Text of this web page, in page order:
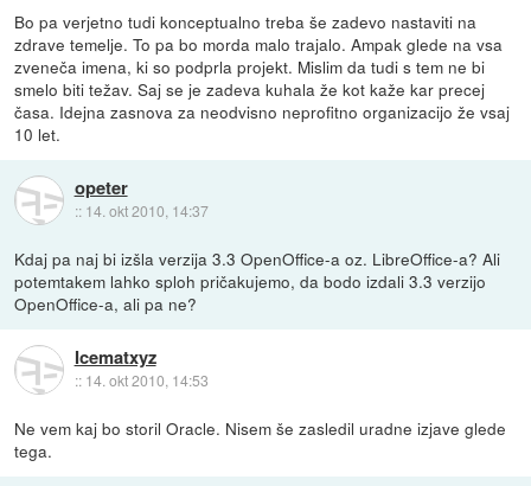
Bo pa verjetno tudi konceptualno treba še zadevo nastaviti na
zdrave temelje. To pa bo morda malo trajalo. Ampak glede na vsa
zveneča imena, ki so podprla projekt. Mislim da tudi s tem ne bi
smelo biti težav. Saj se je zadeva kuhala že kot kaže kar precej
časa. Idejna zasnova za neodvisno neprofitno organizacijo že vsaj
10 let.
opeter
:: 14. okt 2010, 14:37
Kdaj pa naj bi izšla verzija 3.3 OpenOffice-a oz. LibreOffice-a? Ali
potemtakem lahko sploh pričakujemo, da bodo izdali 3.3 verzijo
OpenOffice-a, ali pa ne?
Icematxyz
:: 14. okt 2010, 14:53
Ne vem kaj bo storil Oracle. Nisem še zasledil uradne izjave glede
tega.